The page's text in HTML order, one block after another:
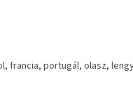
francia, portugál, olasz,